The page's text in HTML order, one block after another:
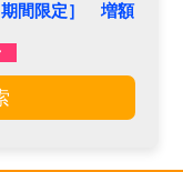
間限定］ 増額